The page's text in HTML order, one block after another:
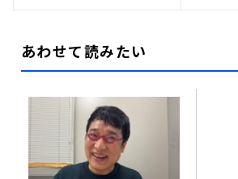
あわせて読みたい